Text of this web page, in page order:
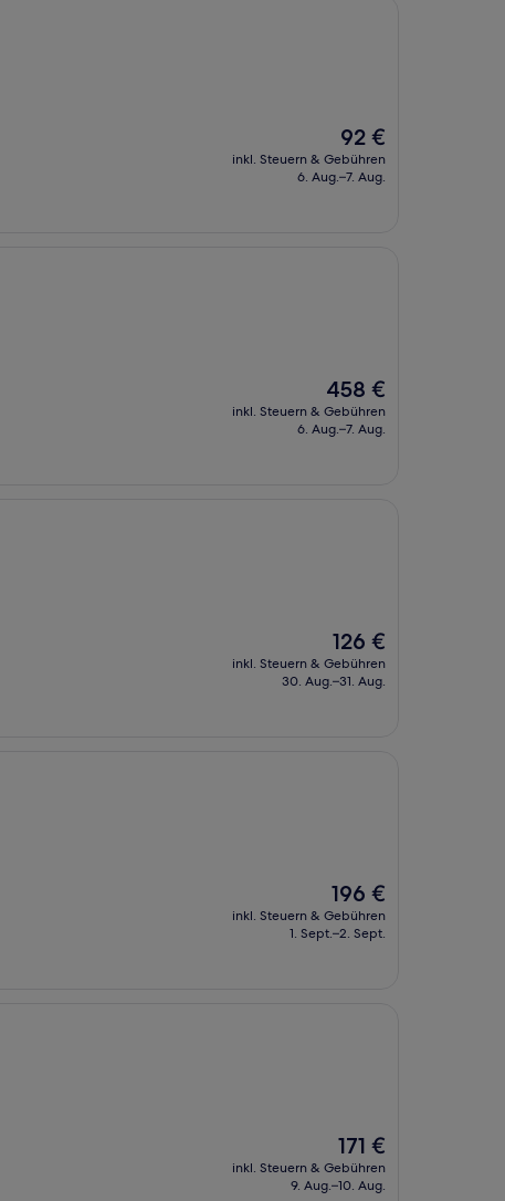
Der
Preis
beträgt
92 €
inkl. Steuern & Gebühren
6. Aug.–7. Aug.
Der
Preis
beträgt
458 €
inkl. Steuern & Gebühren
6. Aug.–7. Aug.
Der
Preis
beträgt
126 €
inkl. Steuern & Gebühren
30. Aug.–31. Aug.
Der
Preis
beträgt
196 €
inkl. Steuern & Gebühren
1. Sept.–2. Sept.
Der
Preis
beträgt
171 €
inkl. Steuern & Gebühren
9. Aug.–10. Aug.